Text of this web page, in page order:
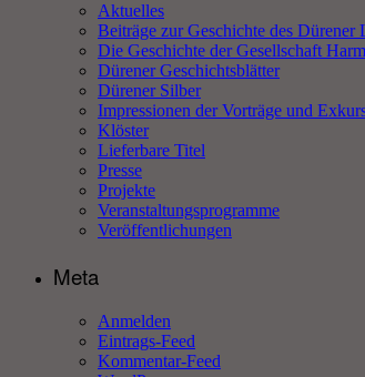
Aktuelles
Beiträge zur Geschichte des Dürener
Die Geschichte der Gesellschaft
Dürener Geschichtsblätter
Dürener Silber
Impressionen der Vorträge und
Klöster
Lieferbare Titel
Presse
Projekte
Veranstaltungsprogramme
Veröffentlichungen
Meta
Anmelden
Eintrags-Feed
Kommentar-Feed